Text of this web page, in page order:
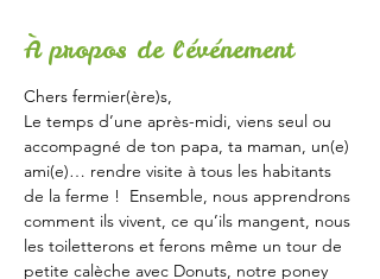
À propos de l'événement
Chers fermier(ère)s,
Le temps d’une après-midi, viens seul ou
accompagné de ton papa, ta maman, un(e)
ami(e)… rendre visite à tous les habitants
de la ferme !  Ensemble, nous apprendrons
comment ils vivent, ce qu’ils mangent, nous
les toiletterons et ferons même un tour de
petite calèche avec Donuts, notre poney